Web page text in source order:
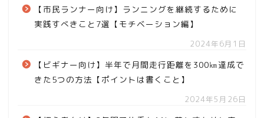
【市民ランナー向け】ランニングを継続するために
実践すべきこと7選【モチベーション編】
2024年6月1日
【ビギナー向け】半年で月間走行距離を300㎞達成で
きた5つの方法【ポイントは書くこと】
2024年5月26日